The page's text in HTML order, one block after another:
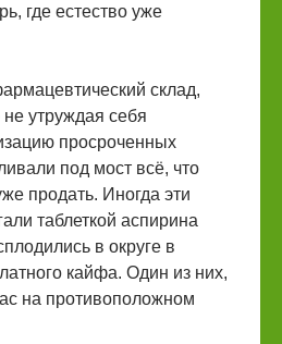
где естество уже
склад,
утруждая себя
просроченных
под мост всё, что
продать. Иногда эти
таблеткой аспирина
в округе в
кайфа. Один из них,
на противоположном